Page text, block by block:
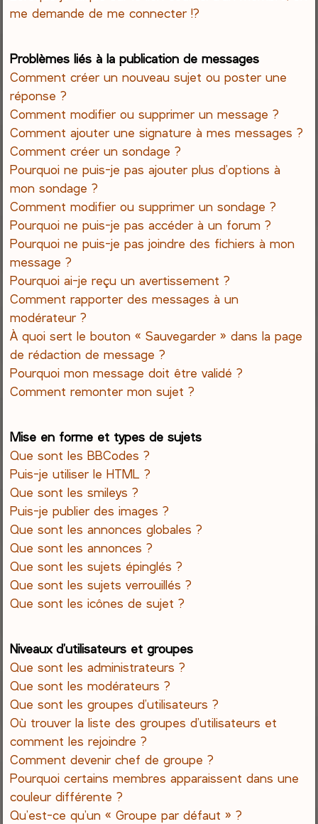
me demande de me connecter !?
Problèmes liés à la publication de messages
Comment créer un nouveau sujet ou poster une
réponse ?
Comment modifier ou supprimer un message ?
Comment ajouter une signature à mes messages ?
Comment créer un sondage ?
Pourquoi ne puis-je pas ajouter plus d’options à
mon sondage ?
Comment modifier ou supprimer un sondage ?
Pourquoi ne puis-je pas accéder à un forum ?
Pourquoi ne puis-je pas joindre des fichiers à mon
message ?
Pourquoi ai-je reçu un avertissement ?
Comment rapporter des messages à un
modérateur ?
À quoi sert le bouton « Sauvegarder » dans la page
de rédaction de message ?
Pourquoi mon message doit être validé ?
Comment remonter mon sujet ?
Mise en forme et types de sujets
Que sont les BBCodes ?
Puis-je utiliser le HTML ?
Que sont les smileys ?
Puis-je publier des images ?
Que sont les annonces globales ?
Que sont les annonces ?
Que sont les sujets épinglés ?
Que sont les sujets verrouillés ?
Que sont les icônes de sujet ?
Niveaux d’utilisateurs et groupes
Que sont les administrateurs ?
Que sont les modérateurs ?
Que sont les groupes d’utilisateurs ?
Où trouver la liste des groupes d’utilisateurs et
comment les rejoindre ?
Comment devenir chef de groupe ?
Pourquoi certains membres apparaissent dans une
couleur différente ?
Qu’est-ce qu’un « Groupe par défaut » ?